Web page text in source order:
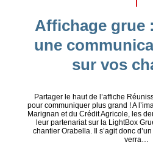
Affichage grue
une
sur vos
Partager le haut de l’affiche
pour communiquer plus grand ! A
Marignan et du Crédit Agricole, les
leur partenariat sur la LightBox
chantier Orabella. Il s’agit donc
verra…